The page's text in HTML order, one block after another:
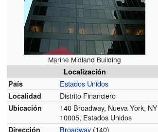
Marine Midland Building
Localización
País
Estados Unidos
Localidad Distrito Financiero
Ubicación
140 Broadway, Nueva York, NY
10005, Estados Unidos
Dirección Broadway (140)